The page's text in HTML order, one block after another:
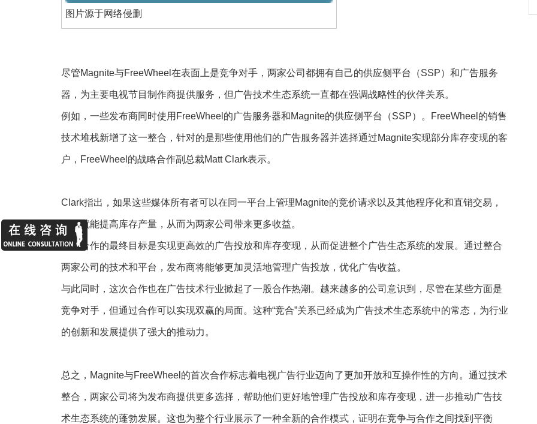
图片源于网络侵删
尽管Magnite与FreeWheel在表面上是竞争对手，两家公司都拥有自己的供应侧平台（SSP）和广告服务
器，为主要电视节目制作商提供服务，但广告技术生态系统一直都在强调战略性的伙伴关系。
例如，一些发布商同时使用FreeWheel的广告服务器和Magnite的供应侧平台（SSP）。FreeWheel的销售
技术堆栈新增了这一整合，针对的是那些使用他们的广告服务器并选择通过Magnite实现部分库存变现的客
户，FreeWheel的战略合作副总裁Matt Clark表示。
Clark指出，如果这些媒体所有者可以在同一平台上管理Magnite的竞价请求以及其他程序化和直销交易，
他们就能提高库存产量，从而为两家公司带来更多收益。
这次合作的最终目标是实现更高效的广告投放和库存变现，从而促进整个广告生态系统的发展。通过整合
两家公司的技术和平台，发布商将能够更加灵活地管理广告投放，优化广告收益。
与此同时，这次合作也在广告技术行业掀起了一股合作热潮。越来越多的公司意识到，尽管在某些方面是
竞争对手，但通过合作可以实现双赢的局面。这种“竞合”关系已经成为广告技术生态系统中的常态，为行业
的创新和发展提供了强大的推动力。
总之，Magnite与FreeWheel的首次合作标志着电视广告行业迈向了更加开放和互操作性的方向。通过技术
整合，两家公司将为发布商提供更多选择，帮助他们更好地管理广告投放和库存变现，进一步推动广告技
术生态系统的蓬勃发展。这也为整个行业展示了一种全新的合作模式，证明在竞争与合作之间找到平衡